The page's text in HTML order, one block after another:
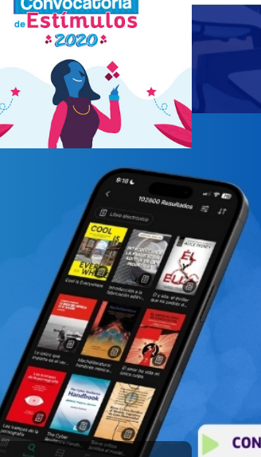
Becas de Creación para
Artistas con Trayectoria
Publicado: 29 Mayo 2020
Página 422 de 448